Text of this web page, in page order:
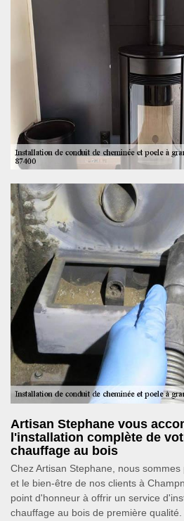
Artisan Stephane vous
l'installation complète de
chauffage au bois
Chez Artisan Stephane, nous
et le bien-être de nos clients à
point d'honneur à offrir un service
chauffage au bois de première